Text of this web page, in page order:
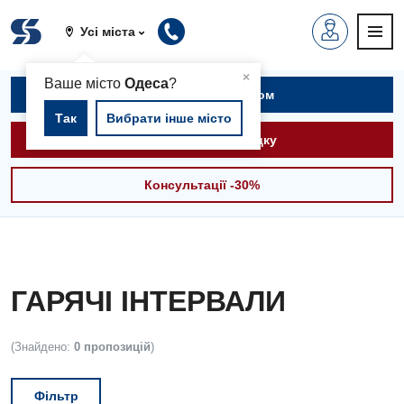
Усі міста
×
Ваше містоОдеса?
Так Вибрати інше місто
Записатися на прийом
Викликати швидку
Консультації -30%
ГАРЯЧІ ІНТЕРВАЛИ
(Знайдено: 0 пропозицій)
Фільтр